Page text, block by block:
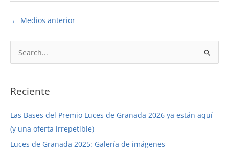
← Medios anterior
u
c
r
p
o
Reciente
Las Bases del Premio Luces de Granada 2026 ya están aquí
(y una oferta irrepetible)
Luces de Granada 2025: Galería de imágenes